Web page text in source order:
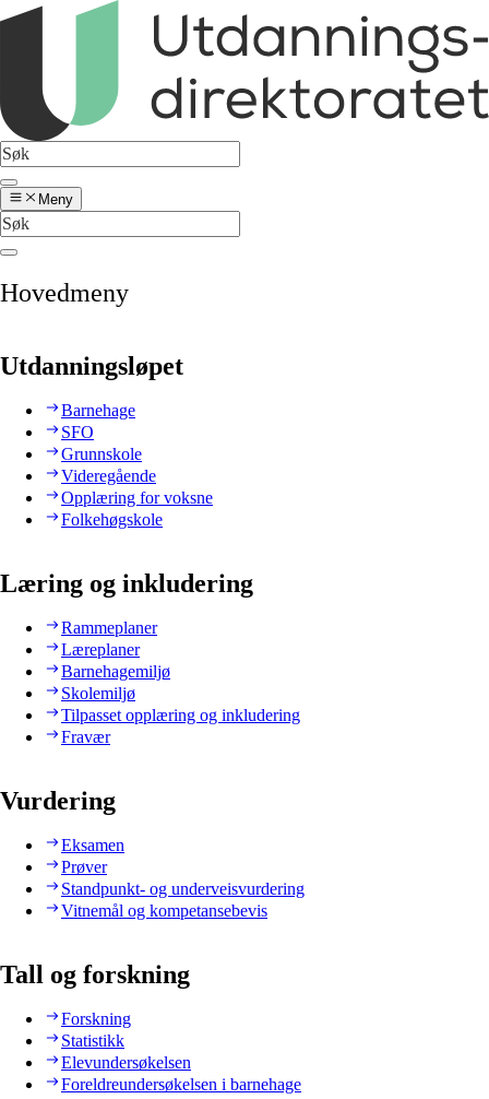
Meny
Hovedmeny
Utdanningsløpet
Barnehage
SFO
Grunnskole
Videregående
Opplæring for voksne
Folkehøgskole
Læring og inkludering
Rammeplaner
Læreplaner
Barnehagemiljø
Skolemiljø
Tilpasset opplæring og inkludering
Fravær
Vurdering
Eksamen
Prøver
Standpunkt- og underveisvurdering
Vitnemål og kompetansebevis
Tall og forskning
Forskning
Statistikk
Elevundersøkelsen
Foreldreundersøkelsen i barnehage